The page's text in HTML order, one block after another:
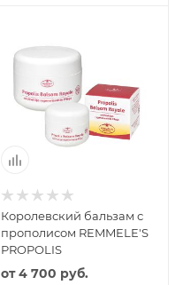
Королевский бальзам с
прополисом REMMELE'S
PROPOLIS
от4 700 руб.